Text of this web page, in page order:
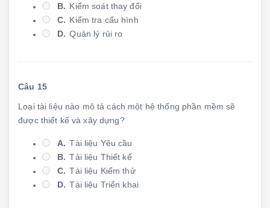
B. Kiểm soát thay đổi
C. Kiểm tra cấu hình
D. Quản lý rủi ro
Câu 15
Loại tài liệu nào mô tả cách một hệ thống phần mềm sẽ
được thiết kế và xây dựng?
A. Tài liệu Yêu cầu
B. Tài liệu Thiết kế
C. Tài liệu Kiểm thử
D. Tài liệu Triển khai